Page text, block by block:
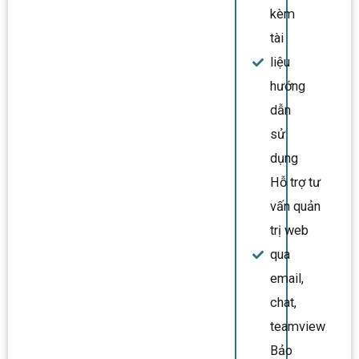
kèm
tài
liệu
hướng
dẫn
sử
dụng
Hỗ trợ tư
vấn quản
trị web
qua
email,
chat,
teamview
Bảo